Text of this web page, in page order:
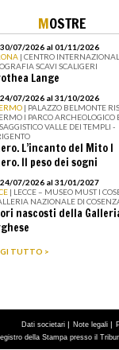
MOSTRE
07/2026 al 01/11/2026
| CENTRO
SCAVI SCALIGERI
Lange
07/2026 al 31/10/2026
| PALAZZO BELMONTE
I PARCO ARCHEOLOGICO
VALLE DEI TEMPLI -
L’incanto del Mito I
Il peso dei sogni
07/2026 al 31/01/2027
| LECCE – MUSEO MUST I
NAZIONALE DI
nascosti della
TUTTO >
Dati societari | Note legali |
della Stampa presso il